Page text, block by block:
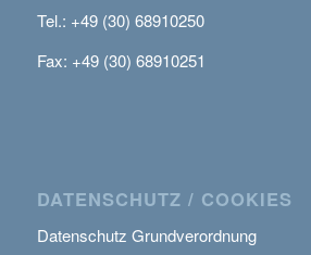
Tel.: +49 (30) 68910250
Fax: +49 (30) 68910251
DATENSCHUTZ / COOKIES
Datenschutz Grundverordnung